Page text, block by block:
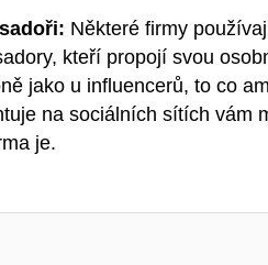
Některé firmy
kteří propojí svou
jako u influencerů, to co
na sociálních sítích vám
je.